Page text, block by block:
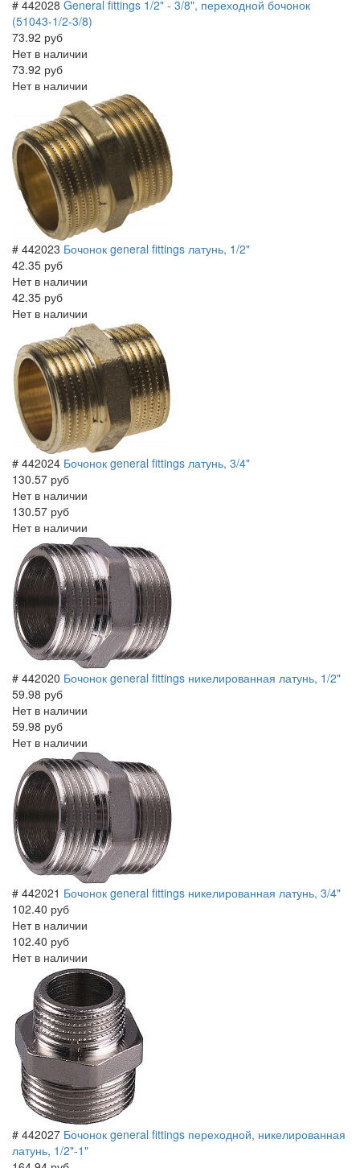
# 442028 General fittings 1/2" - 3/8", переходной бочонок
(51043-1/2-3/8)
73.92 руб
Нет в наличии
73.92 руб
Нет в наличии
# 442023 Бочонок general fittings латунь, 1/2"
42.35 руб
Нет в наличии
42.35 руб
Нет в наличии
# 442024 Бочонок general fittings латунь, 3/4"
130.57 руб
Нет в наличии
130.57 руб
Нет в наличии
# 442020 Бочонок general fittings никелированная латунь, 1/2"
59.98 руб
Нет в наличии
59.98 руб
Нет в наличии
# 442021 Бочонок general fittings никелированная латунь, 3/4"
102.40 руб
Нет в наличии
102.40 руб
Нет в наличии
# 442027 Бочонок general fittings переходной, никелированная
латунь, 1/2"-1"